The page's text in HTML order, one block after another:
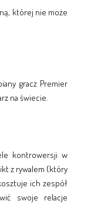
której nie może
gracz Premier
na świecie.
kontrowersji w
z rywalem (który
ich zespół
swoje relacje